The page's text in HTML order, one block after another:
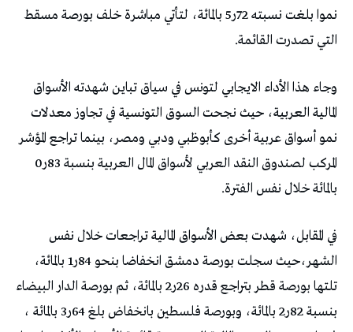
نموا بلغت نسبته 72ر5 بالمائة، لتأتي مباشرة خلف بورصة مسقط
التي تصدرت القائمة.
وجاء هذا الأداء الايجابي لتونس في سياق تباين شهدته الأسواق
المالية العربية، حيث نجحت السوق التونسية في تجاوز معدلات
نمو أسواق عربية أخرى كأبوظبي ودبي ومصر، بينما تراجع المؤشر
المركب لصندوق النقد العربي لأسواق المال العربية بنسبة 83ر0
بالمائة خلال نفس الفترة.
في المقابل، شهدت بعض الأسواق المالية تراجعات خلال نفس
الشهر،حيث سجلت بورصة دمشق انخفاضا بنحو 84ر1 بالمائة،
تلتها بورصة قطر بتراجع قدره 26ر2 بالمائة، ثم بورصة الدار البيضاء
بنسبة 82ر2 بالمائة، وبورصة فلسطين بانخفاض بلغ 64ر3 بالمائة ،